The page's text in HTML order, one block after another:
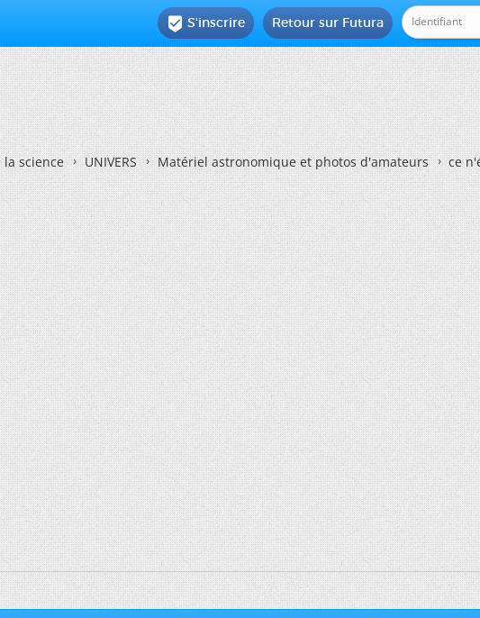
Retour sur Futura
 S'inscrire
la science UNIVERS Matériel astronomique et photos d'amateurs ce